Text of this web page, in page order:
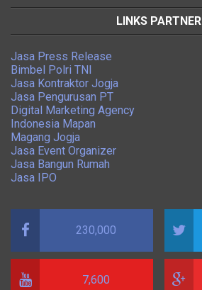
LINKS PARTNER
Jasa Press Release
Bimbel Polri TNI
Jasa Kontraktor Jogja
Jasa Pengurusan PT
Digital Marketing Agency
Indonesia Mapan
Magang Jogja
Jasa Event Organizer
Jasa Bangun Rumah
Jasa IPO
230,000
7,600